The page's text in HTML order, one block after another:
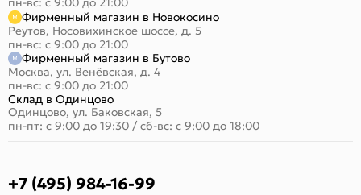
Фирменный магазин в Новокосино
Реутов, Носовихинское шоссе, д. 5
пн-вс: с 9:00 до 21:00
Фирменный магазин в Бутово
Москва, ул. Венёвская, д. 4
пн-вс: с 9:00 до 21:00
Склад в Одинцово
Одинцово, ул. Баковская, 5
пн-пт: с 9:00 до 19:30 / сб-вс: с 9:00 до 18:00
+7 (495) 984-16-99